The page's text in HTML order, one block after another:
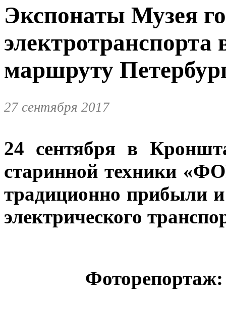
Экспонаты Музея
электротранспорта
маршруту
27 сентября 2017
24 сентября в
старинной техники
традиционно прибыли
электрического